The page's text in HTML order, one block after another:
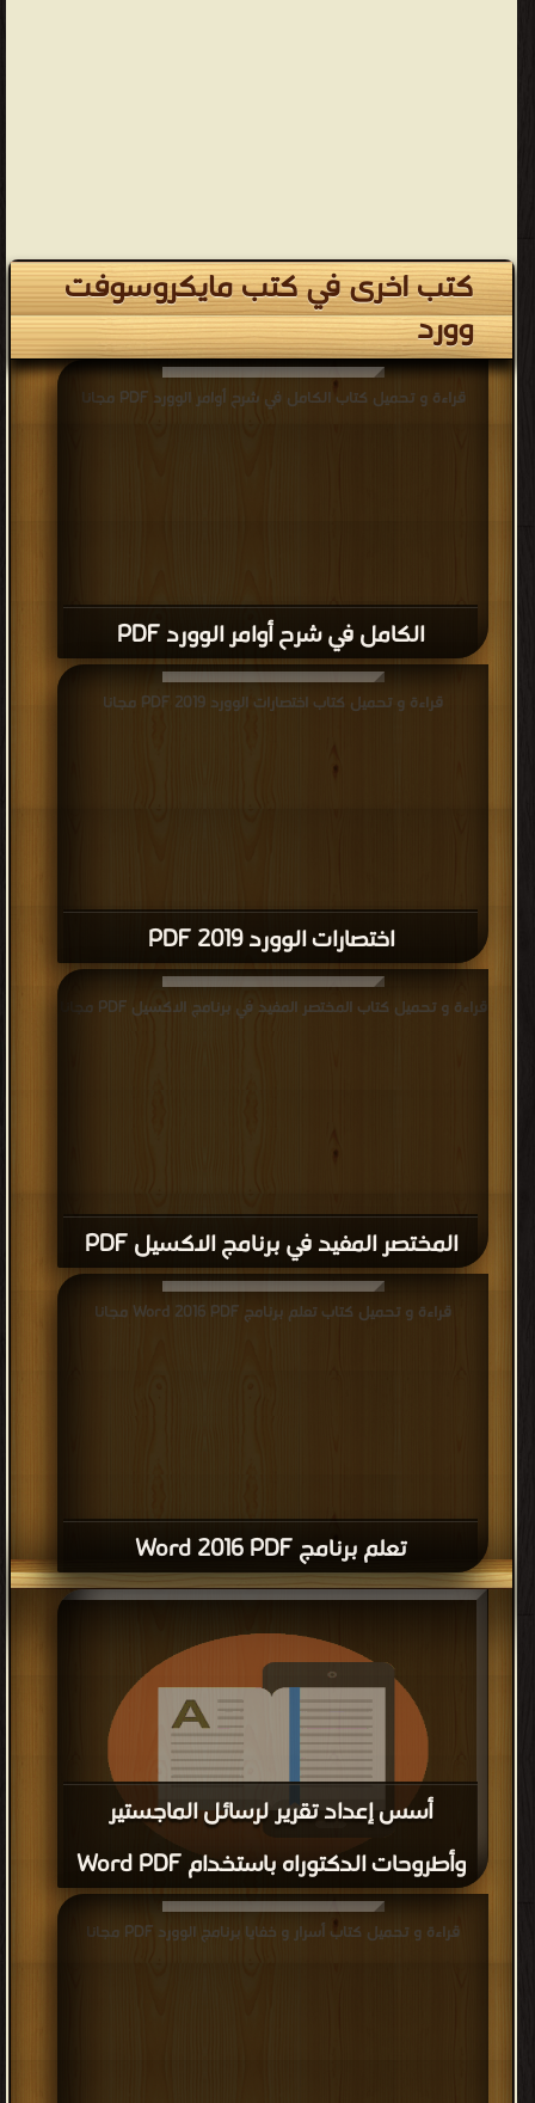
كتب اخرى في كتب مايكروسوفت
وورد
الكامل في شرح أوامر الوورد PDF
قراءة و تحميل كتاب الكامل في شرح أوامر الوورد PDF مجانا
اختصارات الوورد 2019 PDF
قراءة و تحميل كتاب اختصارات الوورد 2019 PDF مجانا
المختصر المفيد في برنامج الاكسيل PDF
قراءة و تحميل كتاب المختصر المفيد في برنامج الاكسيل PDF مجانا
تعلم برنامج Word 2016 PDF
قراءة و تحميل كتاب تعلم برنامج Word 2016 PDF مجانا
أسس إعداد تقرير لرسائل الماجستير
وأطروحات الدكتوراه باستخدام Word PDF
قراءة و تحميل كتاب أسس إعداد تقرير لرسائل الماجستير وأطروحات
الدكتوراه باستخدام Word PDF مجانا
قراءة و تحميل كتاب أسرار و خفايا برنامج الوورد PDF مجانا